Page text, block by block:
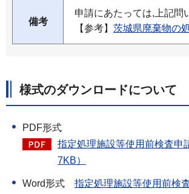
備考
申請にあたっては,上記問
【参考】 茨城県廃棄物の
様式のダウンロードについて
PDF形式
指定処理施設等使用前検査申
7KB）
Word形式 指定処理施設等使用前検